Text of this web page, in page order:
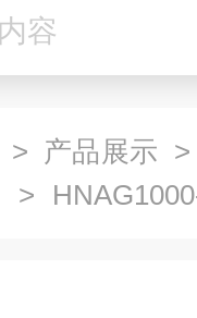
> 产品展示
>